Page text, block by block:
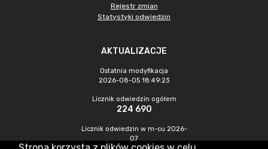
Rejestr zmian
Statystyki odwiedzin
AKTUALIZACJE
Ostatnia modyfikacja
2026-08-05 18:49:23
Licznik odwiedzin ogółem
224 690
Licznik odwiedzin w m-cu 2026-
07